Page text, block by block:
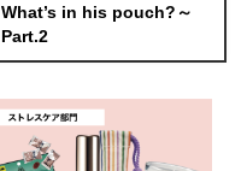
What’s in his pouch?～
Part.2